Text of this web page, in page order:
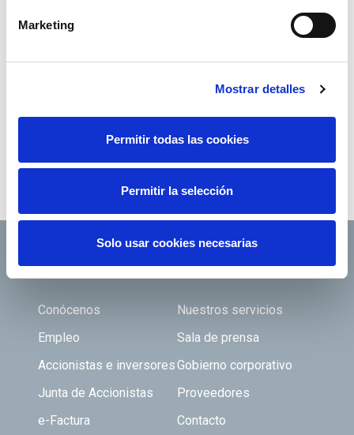
Marketing
Mostrar detalles
Permitir todas las cookies
Permitir la selección
Solo usar cookies necesarias
Footer TOP
Conócenos
Nuestros servicios
Empleo
Sala de prensa
Accionistas e inversoresGobierno corporativo
Junta de Accionistas
Proveedores
e-Factura
Contacto